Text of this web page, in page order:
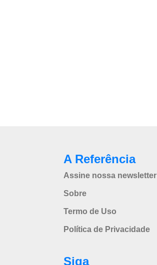
A Referência
Assine nossa newsletter
Sobre
Termo de Uso
Política de Privacidade
Siga